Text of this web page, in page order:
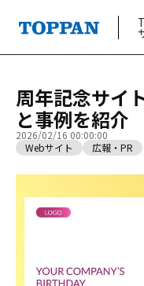
周年記念サイ
と事例を紹介
2026/02/16 00:00:00
Webサイト
広報・PR